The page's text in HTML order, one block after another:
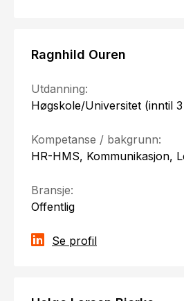
Ragnhild Ouren
Utdanning:
Høgskole/Universitet (inntil
Kompetanse / bakgrunn:
HR-HMS, Kommunikasjon,
Bransje:
Offentlig
Se profil